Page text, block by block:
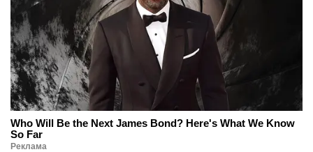
Who Will Be the Next James Bond? Here's What We Know
So Far
Реклама